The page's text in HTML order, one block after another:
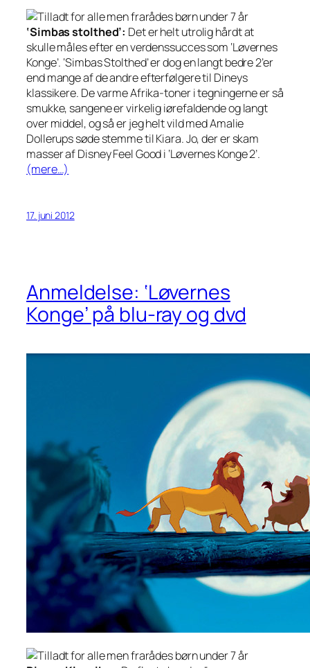
‘Simbas stolthed’: Det er helt utrolig hårdt at
skulle måles efter en verdenssucces som ‘Løvernes
Konge’. ‘Simbas Stolthed’ er dog en langt bedre 2’er
end mange af de andre efterfølgere til Dineys
klassikere. De varme Afrika-toner i tegningerne er så
smukke, sangene er virkelig iørefaldende og langt
over middel, og så er jeg helt vild med Amalie
Dollerups søde stemme til Kiara. Jo, der er skam
masser af Disney Feel Good i ‘Løvernes Konge 2’.
(mere…)
17. juni 2012
Anmeldelse: ‘Løvernes
Konge’ på blu-ray og dvd